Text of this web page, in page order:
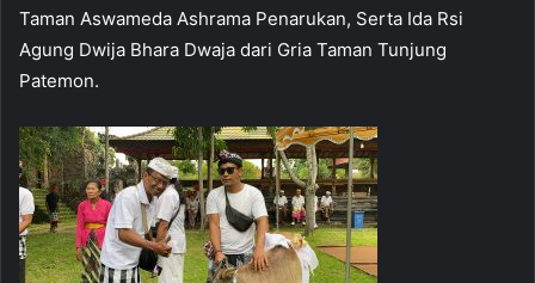
Taman Aswameda Ashrama Penarukan, Serta Ida Rsi
Agung Dwija Bhara Dwaja dari Gria Taman Tunjung
Patemon.